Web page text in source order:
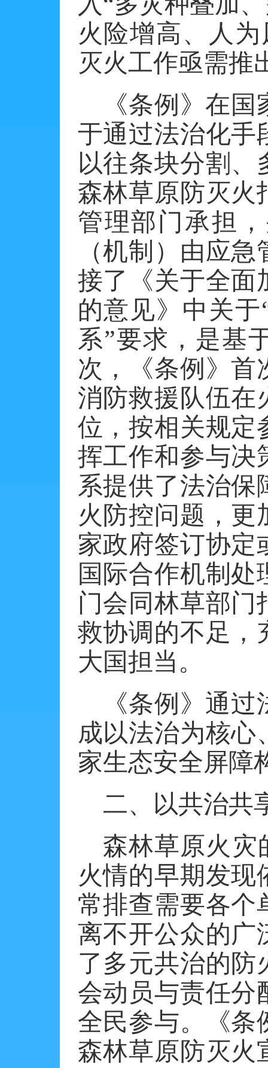
火险增高、人
灭火工作亟需推
《条例》在
于通过法治化手
以往条块分割、
森林草原防灭火
管理部门承担
（机制）由应
接了《关于全面
的意见》中关于
系”要求，是基
次，《条例》首
消防救援队伍在
位，按相关规定
挥工作和参与决
系提供了法治保
火防控问题，更
家政府签订协定
国际合作机制
门会同林草部门
救协调的不足，
大国担当。
《条例》通
成以法治为核心
家生态安全屏障
二、以共治共
森林草原火灾
火情的早期发现
常排查需要各个
离不开公众的广
了多元共治的防
会动员与责任分
全民参与。《条
森林草原防灭火